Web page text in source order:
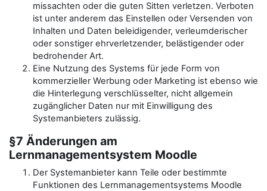
missachten oder die guten Sitten verletzen. Verboten
ist unter anderem das Einstellen oder Versenden von
Inhalten und Daten beleidigender, verleumderischer
oder sonstiger ehrverletzender, belästigender oder
bedrohender Art.
Eine Nutzung des Systems für jede Form von
kommerzieller Werbung oder Marketing ist ebenso wie
die Hinterlegung verschlüsselter, nicht allgemein
zugänglicher Daten nur mit Einwilligung des
Systemanbieters zulässig.
§7 Änderungen am
Lernmanagementsystem Moodle
Der Systemanbieter kann Teile oder bestimmte
Funktionen des Lernmanagementsystems Moodle